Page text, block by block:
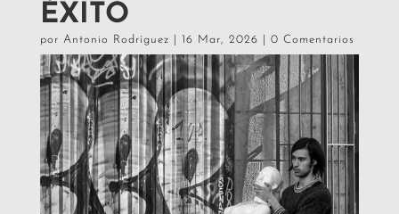
ÉXITO
por Antonio Rodríguez 16 Mar, 2026 0 Comentarios